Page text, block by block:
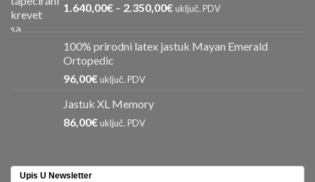
1.640,00€ – 2.350,00€ uključ. PDV
100% prirodni latex jastuk Mayan Emerald
Ortopedic
96,00€ uključ. PDV
Jastuk XL Memory
86,00€ uključ. PDV
Upis U Newsletter